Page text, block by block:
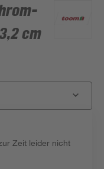
cm
Zeit leider nicht